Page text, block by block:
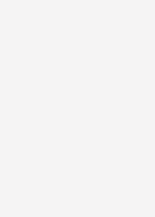
- 10:00